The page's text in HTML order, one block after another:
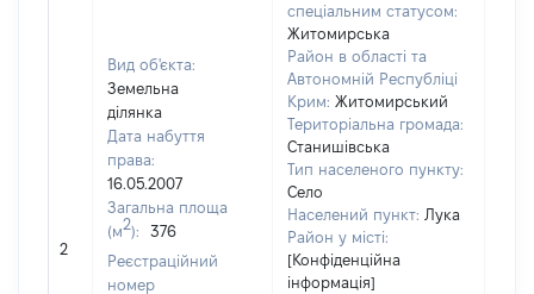
2
Вид об'єкта:
Земельна
ділянка
Дата набуття
права:
16.05.2007
Загальна площа
(м2):
376
Реєстраційний
номер
спеціальним статусом:
Житомирська
Район в області та
Автономній Республіці
Крим: Житомирський
Територіальна громада:
Станишівська
Тип населеного пункту:
Село
Населений пункт: Лука
Район у місті:
[Конфіденційна
інформація]